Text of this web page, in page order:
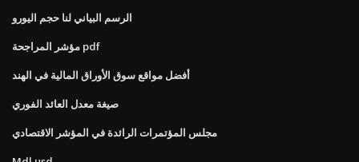
الرسم البياني لنا حجم اليورو
مؤشر المراجحة pdf
أفضل مواقع سوق الأوراق المالية في الهند
صيغة معدل العائد الفوري
مجلس المؤتمرات الرائدة في المؤشر الاقتصادي